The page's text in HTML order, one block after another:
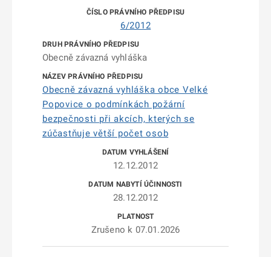
6/2012
Obecně závazná vyhláška
Obecně závazná vyhláška obce Velké
Popovice o podmínkách požární
bezpečnosti při akcích, kterých se
zúčastňuje větší počet osob
12.12.2012
28.12.2012
Zrušeno k 07.01.2026